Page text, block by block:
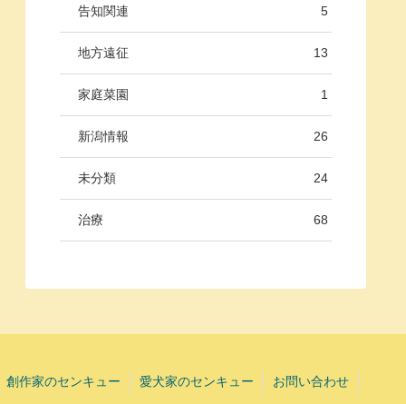
告知関連 5
地方遠征 13
家庭菜園 1
新潟情報 26
未分類 24
治療 68
創作家のセンキュー 愛犬家のセンキュー お問い合わせ